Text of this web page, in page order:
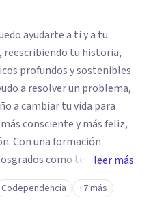
ayudarte a ti y a tu
tu historia,
profundos y sostenibles
a resolver un problema,
a cambiar tu vida para
consciente y más feliz,
como terapeuta
con respaldo
de más de 26 años y
leer más
Codependencia +7 más